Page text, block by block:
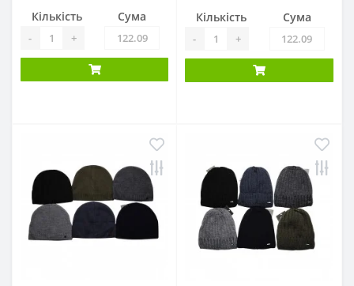
Кількість
- +
Сума Кількість
- +
Сума